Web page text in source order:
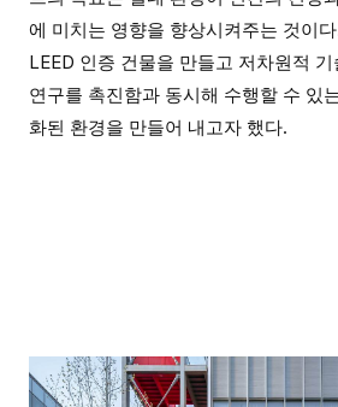
에 미치는 영향을 향상시켜주는 것이다
LEED 인증 건물을 만들고 저차원적
연구를 촉진함과 동시해 수행할 수 있
화된 환경을 만들어 내고자 했다.